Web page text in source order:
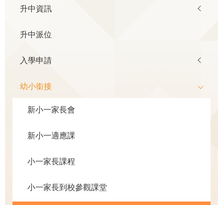
升中資訊
升中派位
入學申請
幼小銜接
新小一家長會
新小一適應課
小一家長課程
小一家長到校參觀課堂